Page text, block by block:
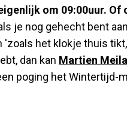
om 09:00uur. Of
je nog gehecht bent
'zoals het klokje thuis
dan kan Martien
poging het Wintertijd-